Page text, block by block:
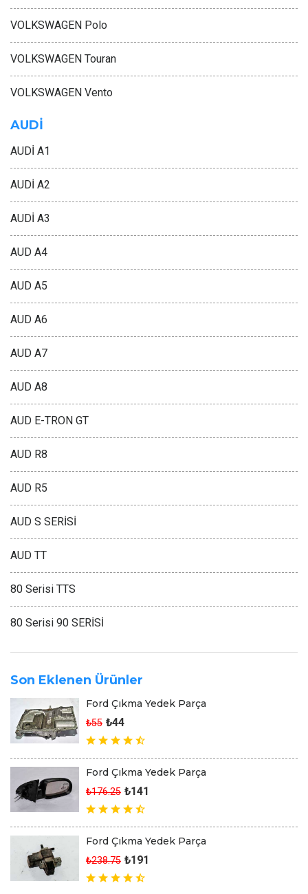
VOLKSWAGEN Polo
VOLKSWAGEN Touran
VOLKSWAGEN Vento
AUDİ
AUDİ A1
AUDİ A2
AUDİ A3
AUD A4
AUD A5
AUD A6
AUD A7
AUD A8
AUD E-TRON GT
AUD R8
AUD R5
AUD S SERİSİ
AUD TT
80 Serisi TTS
80 Serisi 90 SERİSİ
Son Eklenen Ürünler
Ford Çıkma Yedek Parça
₺55 ₺44
Ford Çıkma Yedek Parça
₺176.25 ₺141
Ford Çıkma Yedek Parça
₺238.75 ₺191